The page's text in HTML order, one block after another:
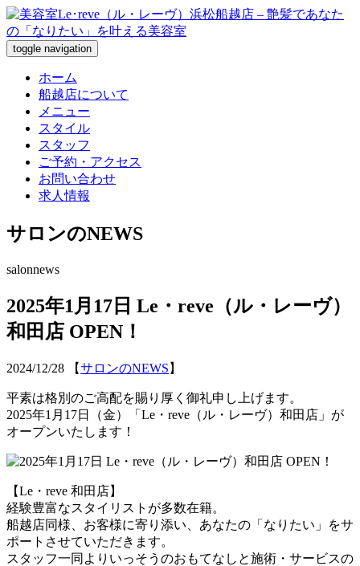
toggle navigation
ホーム
船越店について
メニュー
スタイル
スタッフ
ご予約・アクセス
お問い合わせ
求人情報
サロンのNEWS
salonnews
2025年1月17日 Le・reve（ル・レーヴ）
和田店 OPEN！
2024/12/28 【サロンのNEWS 】
平素は格別のご高配を賜り厚く御礼申し上げます。
2025年1月17日（金）「Le・reve（ル・レーヴ）和田店」が
オープンいたします！
【Le・reve 和田店】
経験豊富なスタイリストが多数在籍。
船越店同様、お客様に寄り添い、あなたの「なりたい」をサ
ポートさせていただきます。
スタッフ一同よりいっそうのおもてなしと施術・サービスの